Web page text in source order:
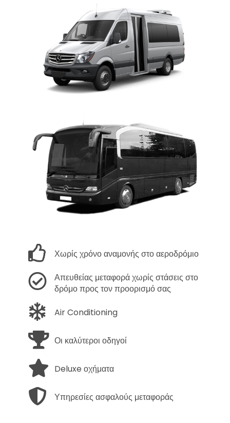
Χωρίς χρόνο αναμονής στο αεροδρόμιο
Απευθείας μεταφορά χωρίς στάσεις στο
δρόμο προς τον προορισμό σας
Air Conditioning
Οι καλύτεροι οδηγοί
Deluxe οχήματα
Υπηρεσίες ασφαλούς μεταφοράς